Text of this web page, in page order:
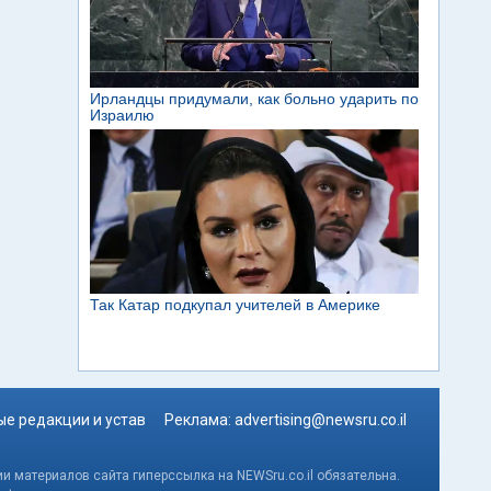
редакции и устав Реклама: advertising@newsru.co.il
сайта гиперссылка на NEWSru.co.il обязательна.